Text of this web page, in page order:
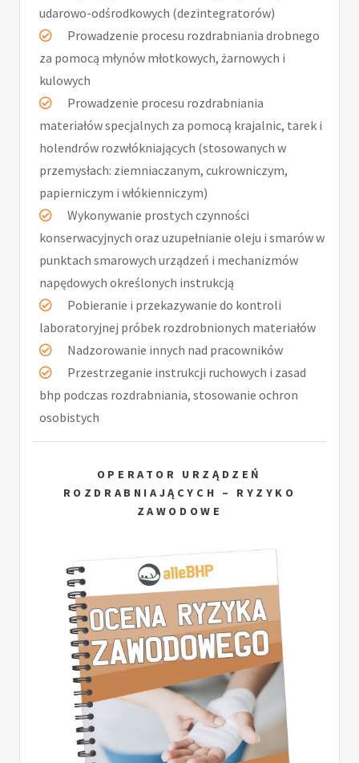
udarowo-odśrodkowych (dezintegratorów)
Prowadzenie procesu rozdrabniania drobnego
za pomocą młynów młotkowych, żarnowych i
kulowych
Prowadzenie procesu rozdrabniania
materiałów specjalnych za pomocą krajalnic, tarek i
holendrów rozwłókniających (stosowanych w
przemysłach: ziemniaczanym, cukrowniczym,
papierniczym i włókienniczym)
Wykonywanie prostych czynności
konserwacyjnych oraz uzupełnianie oleju i smarów w
punktach smarowych urządzeń i mechanizmów
napędowych określonych instrukcją
Pobieranie i przekazywanie do kontroli
laboratoryjnej próbek rozdrobnionych materiałów
Nadzorowanie innych nad pracowników
Przestrzeganie instrukcji ruchowych i zasad
bhp podczas rozdrabniania, stosowanie ochron
osobistych
OPERATOR URZĄDZEŃ
ROZDRABNIAJĄCYCH – RYZYKO
ZAWODOWE